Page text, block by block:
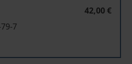
42,00 €
7